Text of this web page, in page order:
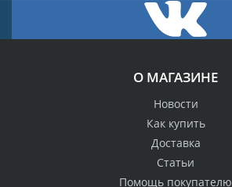
О МАГАЗИНЕ
Новости
Как купить
Доставка
Статьи
Помощь покупателю